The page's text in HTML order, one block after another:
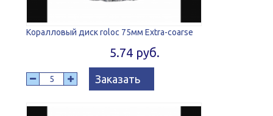
Коралловый диск roloc 75мм Extra-coarse
5.74 руб.
Заказать